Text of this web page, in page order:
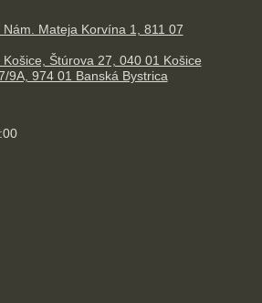
Mateja Korvína 1, 811 07
Štúrova 27, 040 01 Košice
9A, 974 01 Banská Bystrica